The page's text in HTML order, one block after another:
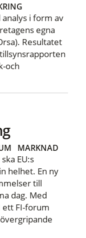
i form av
egna
Resultatet
och
MARKNAD
EU:s
helhet. En ny
till
dag. Med
ett FI-forum